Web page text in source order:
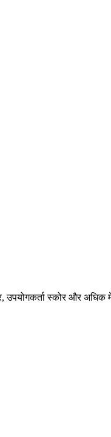
स्कोर और अधिक मे